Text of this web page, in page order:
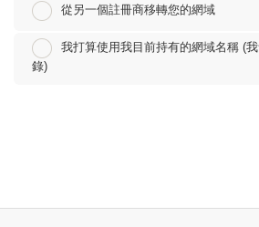
從另一個註冊商移轉您的網域
我打算使用我目前持有的網域名稱 (
錄)